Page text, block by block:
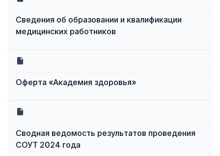
Сведения об образовании и квалификации
медицинских работников
Оферта «Академия здоровья»
Сводная ведомость результатов проведения
СОУТ 2024 года